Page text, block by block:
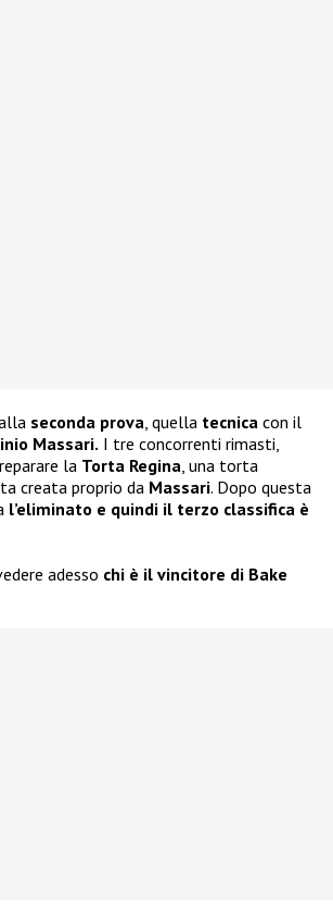
seconda prova, quella tecnica con il
Massari. I tre concorrenti rimasti,
la Torta Regina, una torta
creata proprio da Massari. Dopo questa
l’eliminato e quindi il terzo classifica è
adesso chi è il vincitore di Bake